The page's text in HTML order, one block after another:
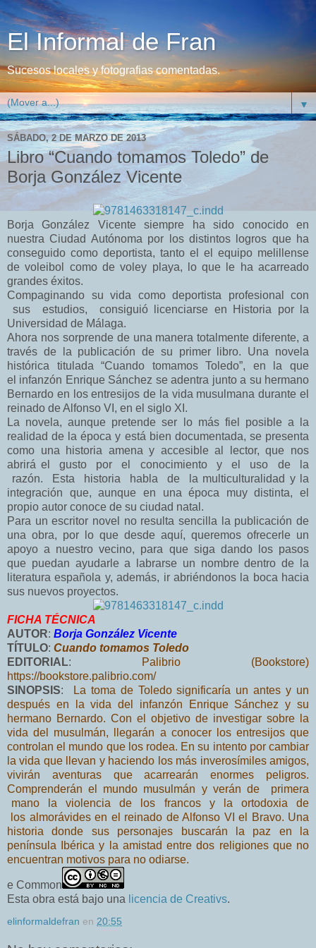
El Informal de Fran
Sucesos locales y fotografias comentadas.
▼
SÁBADO, 2 DE MARZO DE 2013
Libro “Cuando tomamos Toledo” de
Borja González Vicente
Borja González Vicente siempre ha sido conocido en
nuestra Ciudad Autónoma por
los distintos logros que ha
conseguido como deportista, tanto el el equipo melillense
devoleibol como de voley playa, lo que le ha acarreado
grandes éxitos.
Compaginando su vida como deportista profesional con
sus estudios, consiguió
licenciarse en Historia por la
Universidad de Málaga.
Ahora nos sorprende de una manera totalmente diferente, a
través de la publicación de su primer libro. Una novela
histórica titulada “Cuando tomamos Toledo”, en la que
el infanzón Enrique Sánchez se adentra junto a su hermano
Bernardo en los entresijos de la vida musulmana durante el
reinado de Alfonso VI, en el siglo XI.
La novela, aunque pretende ser lo más fiel posible a la
realidad de la época y está bien documentada, se presenta
como una historia amena y accesible al lector, que nos
abrirá el gusto por el conocimiento y el uso de la
razón. Esta historia habla de la multiculturalidad y la
integración que, aunque en una época muy distinta, el
propio autor conoce de su ciudad natal.
Para un escritor novel no resulta sencilla la publicación de
una obra, por lo que desde aquí, queremos ofrecerle un
apoyo a nuestro vecino, para que siga dando los pasos
que puedan ayudarle a labrarse un nombre dentro de la
literatura española y, además, ir abriéndonos la boca hacia
sus nuevos proyectos.
FICHA TÉCNICA
AUTOR: Borja González Vicente
TÍTULO: Cuando tomamos Toledo
EDITORIAL:
Palibrio (Bookstore)
https://bookstore.palibrio.com/
SINOPSIS:
La toma de Toledo significaría un antes y un
después en la vida del infanzón Enrique Sánchez y su
hermano Bernardo. Con el objetivo de investigar sobre la
vida del musulmán, llegarán a conocer los entresijos que
controlan el mundo que los rodea. En su intento por cambiar
la vida que llevan y haciendo los más inverosímiles amigos,
vivirán aventuras queacarrearán enormes peligros.
Comprenderán el mundo musulmán y verán de primera
mano la violencia de los francos y la ortodoxia de
los almorávides en el reinado de Alfonso VI el Bravo. Una
historia donde sus personajes buscarán la paz en la
península Ibérica y la amistad entre dos religiones que no
encuentran motivos para no odiarse.
e Common
Esta obra está bajo una licencia de Creativs.
elinformaldefran en 20:55